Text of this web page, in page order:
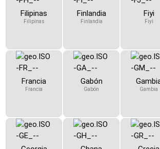
Filipinas
Filipinas
Finlandia
Finlandia
Fiyi
Fiyi
Francia
Francia
Gabón
Gabón Gambia